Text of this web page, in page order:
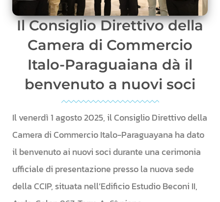
Il Consiglio Direttivo della
Camera di Commercio
Italo-Paraguaiana dà il
benvenuto a nuovi soci
Il venerdì 1 agosto 2025, il Consiglio Direttivo della
Camera di Commercio Italo-Paraguayana ha dato
il benvenuto ai nuovi soci durante una cerimonia
ufficiale di presentazione presso la nuova sede
della CCIP, situata nell’Edificio Estudio Beconi II,